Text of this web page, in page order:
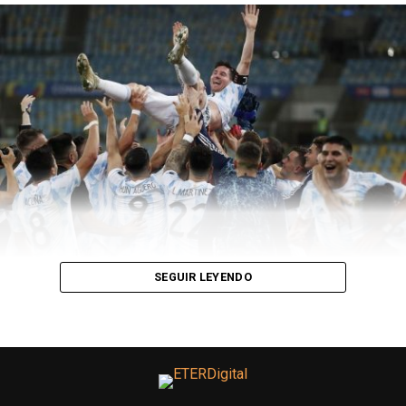
Germán Pezzella, Nicolás Otamendi, Nicolás Tagliafico;
Guido Rodríguez, Rodrigo De Paul, Giovani Lo Celso; Leo
Messi, Lautaro Martínez y Nicolás González.DT
: Lionel
COLOMBIA 1(2): Colombia: David Ospina; Daniel
Muñoz, Yerry Mina, Dávinson Sánchez, William Tesillo;
Juan Cuadrado, Wilmar Barrios, Gustavo Cuéllar, Luis
Díaz; Rafael Santos Borré y Duván Zapata.DT: Reinaldo
Rueda.
por Santos Borré (COL), Gonzalo Montiel por Nahuel
Molina (ARG), 10mST Leandro Paredes por Giovani Lo
Celso (ARG), 14mST Miguel Borja por Duván Zapata,
SEGUIR LEYENDO